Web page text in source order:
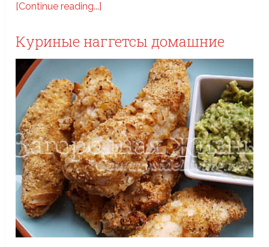
[Continue reading...]
Куриные наггетсы домашние